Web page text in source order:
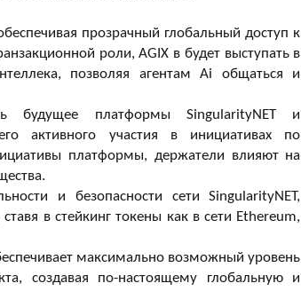
прозрачный глобальный доступ к
роли, AGIX в будет выступать в
позволяя агентам Ai общаться и
будущее платформы SingularityNET и
активного участия в инициативах по
платформы, держатели влияют на
и безопасности сети SingularityNET,
в стейкинг токены как в сети Ethereum,
максимально возможный уровень
создавая по-настоящему глобальную и